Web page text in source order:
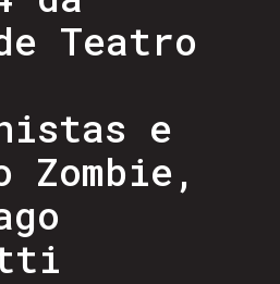
Teatro
e
Zombie,